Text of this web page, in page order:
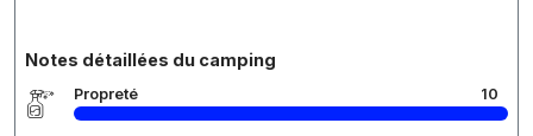
Notes détaillées du camping
Propreté 10